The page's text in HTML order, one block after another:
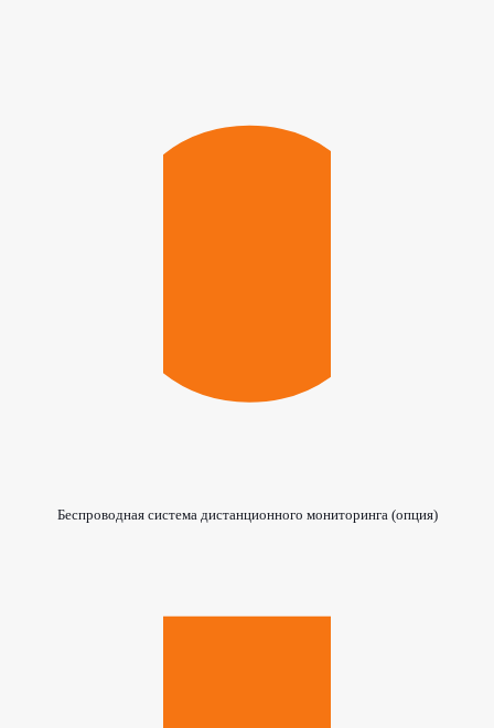
Беспроводная система дистанционного мониторинга (опция)